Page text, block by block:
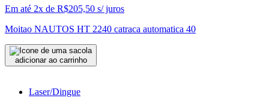
Em até 2x de R$205,50 s/ juros
Moitao NAUTOS HT 2240 catraca automatica 40
adicionar ao carrinho
Laser/Dingue